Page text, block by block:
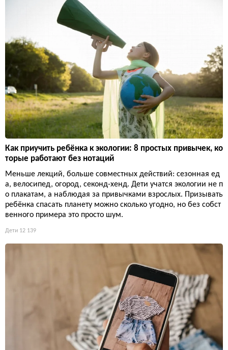
Как приучить ребёнка к экологии: 8 простых привычек, ко
торые работают без нотаций
Меньше лекций, больше совместных действий: сезонная ед
а, велосипед, огород, секонд-хенд. Дети учатся экологии не п
о плакатам, а наблюдая за привычками взрослых. Призывать
ребёнка спасать планету можно сколько угодно, но без собст
венного примера это просто шум.
Дети 12 139